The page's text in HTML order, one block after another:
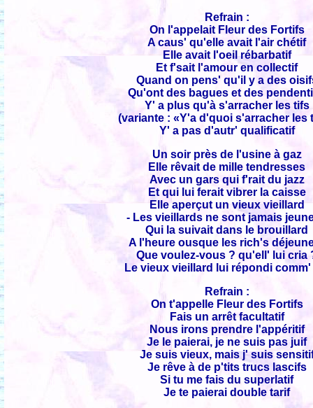
Refrain :
On l'appelait Fleur des Fortifs
A caus' qu'elle avait l'air chétif
Elle avait l'oeil rébarbatif
Et f'sait l'amour en collectif
Quand on pens' qu'il y a des
Qu'ont des bagues et des
Y' a plus qu'à s'arracher les tifs
(variante : «Y'a d'quoi s'arracher les
Y' a pas d'autr' qualificatif
Un soir près de l'usine à gaz
Elle rêvait de mille tendresses
Avec un gars qui f'rait du jazz
Et qui lui ferait vibrer la caisse
Elle aperçut un vieux vieillard
- Les vieillards ne sont jamais
Qui la suivait dans le brouillard
A l'heure ousque les rich's
Que voulez-vous ? qu'ell' lui cria
Le vieux vieillard lui répondi comm'
Refrain :
On t'appelle Fleur des Fortifs
Fais un arrêt facultatif
Nous irons prendre l'appéritif
Je le paierai, je ne suis pas juif
Je suis vieux, mais j' suis
Je rêve à de p'tits trucs lascifs
Si tu me fais du superlatif
Je te paierai double tarif